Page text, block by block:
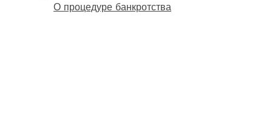
О процедуре банкротства